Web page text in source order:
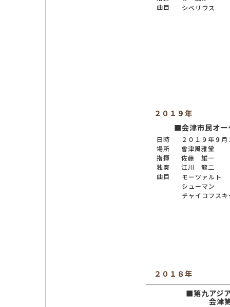
曲目
シベリウス
２０１９年
■会津市民オー
日時
２０１９年９
場所
會津風雅堂
指揮
佐藤 雄一
独奏
江川 龍二
曲目
モーツァルト
シューマン
チャイコフスキ
２０１８年
■第九アジ
会津